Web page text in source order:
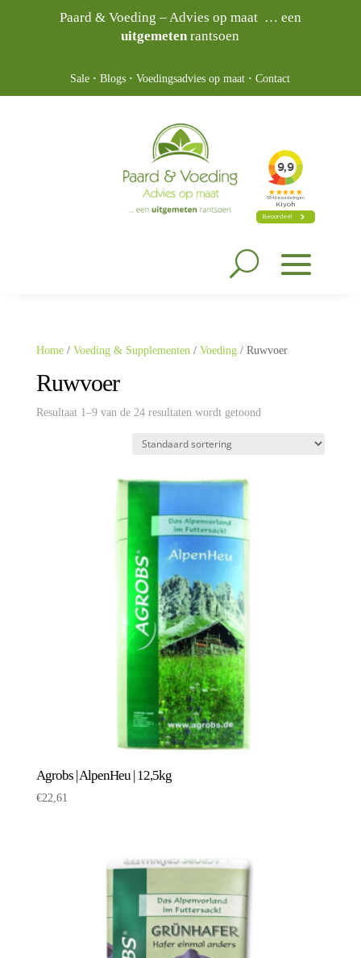
Paard & Voeding – Advies op maat … een
uitgemetenrantsoen
Sale ·Blogs ·Voedingsadvies op maat ·Contact
Home/ Voeding & Supplementen/ Voeding/ Ruwvoer
Ruwvoer
Resultaat 1–9 van de 24 resultaten wordt getoond
Agrobs | AlpenHeu | 12,5kg
€22,61